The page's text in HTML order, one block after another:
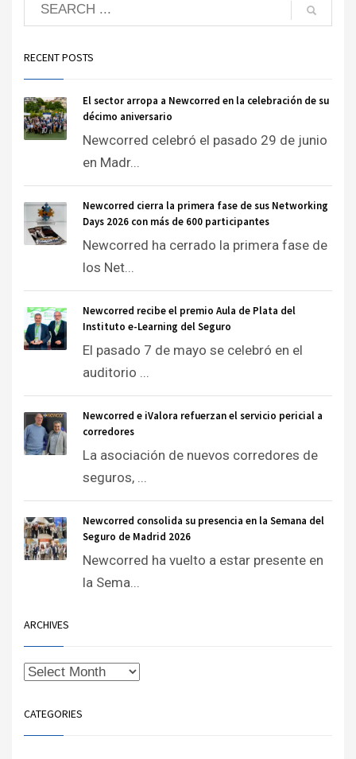
RECENT POSTS
El sector arropa a Newcorred en la celebración de su
décimo aniversario
Newcorred celebró el pasado 29 de junio
en Madr...
Newcorred cierra la primera fase de sus Networking
Days 2026 con más de 600 participantes
Newcorred ha cerrado la primera fase de
los Net...
Newcorred recibe el premio Aula de Plata del
Instituto e-Learning del Seguro
El pasado 7 de mayo se celebró en el
auditorio ...
Newcorred e iValora refuerzan el servicio pericial a
corredores
La asociación de nuevos corredores de
seguros, ...
Newcorred consolida su presencia en la Semana del
Seguro de Madrid 2026
Newcorred ha vuelto a estar presente en
la Sema...
ARCHIVES
CATEGORIES